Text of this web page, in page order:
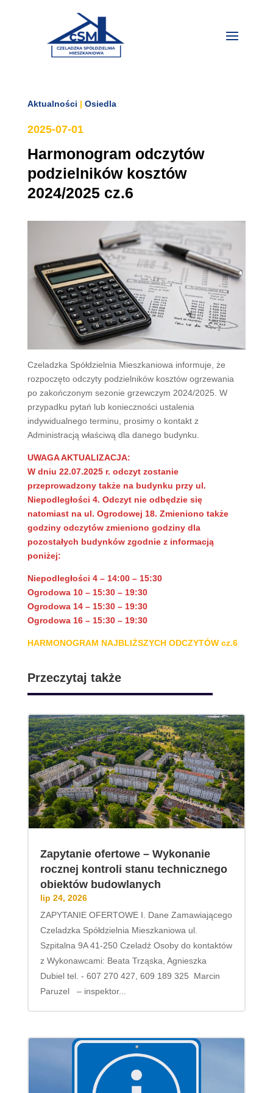
Aktualności | Osiedla
2025-07-01
Harmonogram odczytów
podzielników kosztów
2024/2025 cz.6
Czeladzka Spółdzielnia Mieszkaniowa informuje, że
rozpoczęto odczyty podzielników kosztów ogrzewania
po zakończonym sezonie grzewczym 2024/2025. W
przypadku pytań lub konieczności ustalenia
indywidualnego terminu, prosimy o kontakt z
Administracją właściwą dla danego budynku.
UWAGA AKTUALIZACJA:
W dniu 22.07.2025 r. odczyt zostanie
przeprowadzony także na budynku przy ul.
Niepodległości 4. Odczyt nie odbędzie się
natomiast na ul. Ogrodowej 18. Zmieniono także
godziny odczytów zmieniono godziny dla
pozostałych budynków zgodnie z informacją
poniżej:
Niepodległości 4 – 14:00 – 15:30
Ogrodowa 10 – 15:30 – 19:30
Ogrodowa 14 – 15:30 – 19:30
Ogrodowa 16 – 15:30 – 19:30
HARMONOGRAM NAJBLIŻSZYCH ODCZYTÓW cz.6
Przeczytaj także
Zapytanie ofertowe – Wykonanie
rocznej kontroli stanu technicznego
obiektów budowlanych
lip 24, 2026
ZAPYTANIE OFERTOWE I. Dane Zamawiającego
Czeladzka Spółdzielnia Mieszkaniowa ul.
Szpitalna 9A 41-250 Czeladź Osoby do kontaktów
z Wykonawcami: Beata Trząska, Agnieszka
Dubiel tel. - 607 270 427, 609 189 325 Marcin
Paruzel – inspektor...